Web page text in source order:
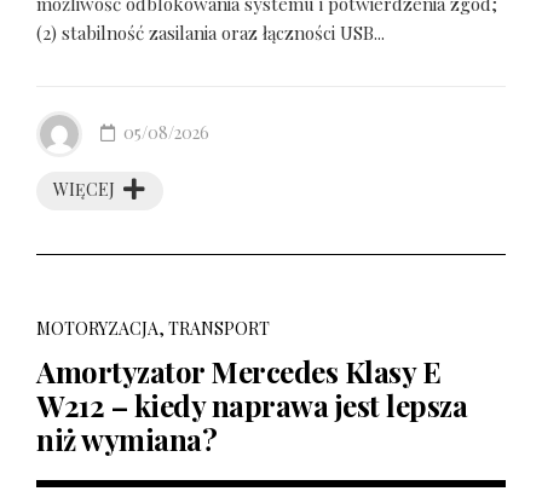
(2) stabilność zasilania oraz łączności USB...
WIĘCEJ
05/08/2026
MOTORYZACJA, TRANSPORT
Amortyzator Mercedes Klasy E
W212 – kiedy naprawa jest lepsza
niż wymiana?